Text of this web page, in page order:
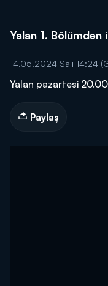
Yalan 1. Bölümden
14.05.2024 Salı 14:24
Yalan pazartesi
Paylaş